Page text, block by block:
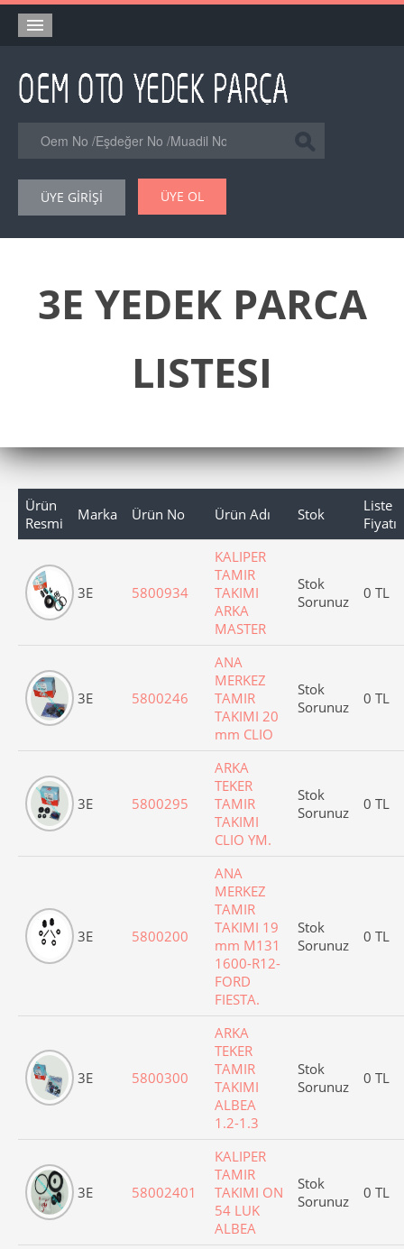
Orjinal Yedek Parça
Eşdeğer Muadil Yedek Parça
Şase Numarası VIN Yedekparça Sorgulama
Hakkımızda
Forum
ÜYE GİRİŞİ ÜYE OL
3E YEDEK PARCA
LISTESI
Ürün
Resmi
Marka Ürün No Ürün Adı Stok
Liste
Fiyatı
3E 5800934
KALIPER
TAMIR
TAKIMI
ARKA
MASTER
Stok
Sorunuz
0 TL
3E 5800246
ANA
MERKEZ
TAMIR
TAKIMI 20
mm CLIO
Stok
Sorunuz
0 TL
3E 5800295
ARKA
TEKER
TAMIR
TAKIMI
CLIO YM.
Stok
Sorunuz
0 TL
3E 5800200
ANA
MERKEZ
TAMIR
TAKIMI 19
mm M131
1600-R12-
FORD
FIESTA.
Stok
Sorunuz
0 TL
3E 5800300
ARKA
TEKER
TAMIR
TAKIMI
ALBEA
1.2-1.3
Stok
Sorunuz
0 TL
3E 58002401
KALIPER
TAMIR
TAKIMI ON
54 LUK
ALBEA
Stok
Sorunuz
0 TL